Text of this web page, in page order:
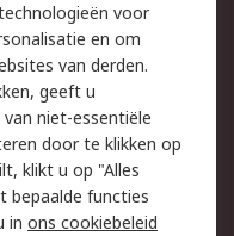
veiligheid
voor
en om
van derden.
geeft u
niet-essentiële
door te klikken op
klikt u op "Alles
bepaalde functies
in ons cookiebeleid